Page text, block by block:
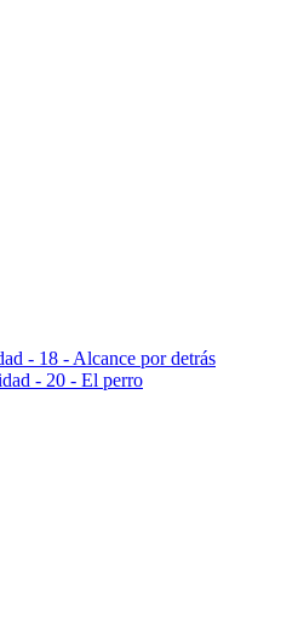
- 18 - Alcance por detrás
- 20 - El perro